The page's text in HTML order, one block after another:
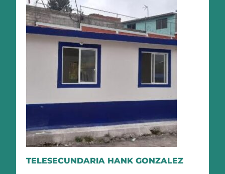
TELESECUNDARIA HANK GONZALEZ